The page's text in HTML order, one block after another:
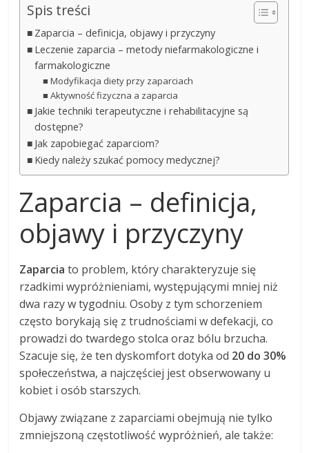
Spis treści
Zaparcia – definicja, objawy i przyczyny
Leczenie zaparcia – metody niefarmakologiczne i
farmakologiczne
Modyfikacja diety przy zaparciach
Aktywność fizyczna a zaparcia
Jakie techniki terapeutyczne i rehabilitacyjne są
dostępne?
Jak zapobiegać zaparciom?
Kiedy należy szukać pomocy medycznej?
Zaparcia – definicja,
objawy i przyczyny
Zaparcia to problem, który charakteryzuje się
rzadkimi wypróżnieniami, występującymi mniej niż
dwa razy w tygodniu. Osoby z tym schorzeniem
często borykają się z trudnościami w defekacji, co
prowadzi do twardego stolca oraz bólu brzucha.
Szacuje się, że ten dyskomfort dotyka od 20 do 30%
społeczeństwa, a najczęściej jest obserwowany u
kobiet i osób starszych.
Objawy związane z zaparciami obejmują nie tylko
zmniejszoną częstotliwość wypróżnień, ale także: